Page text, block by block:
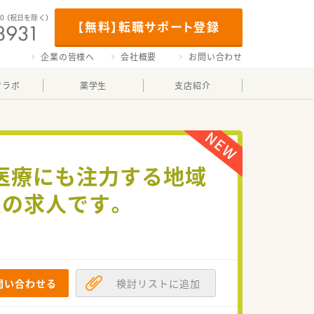
【無料】転職サポート登録
（祝日を除く）
企業の皆様へ 会社概要 お問い合わせ
ボ 薬学生 支店紹介
療にも注力する地域
求人です。
合わせる 検討リストに追加